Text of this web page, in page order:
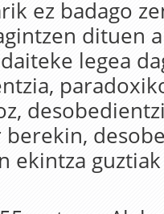
ez badago
dituen
legea
berekin,
ekintza